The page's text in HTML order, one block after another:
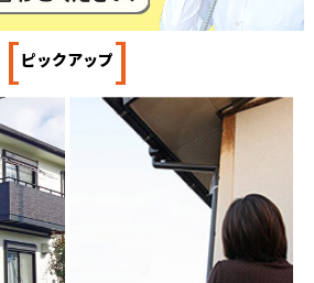
[ピックアップ]